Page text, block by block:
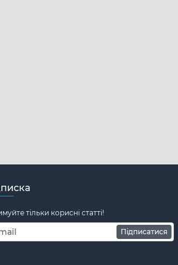
тільки корисні статті!
Підписатися